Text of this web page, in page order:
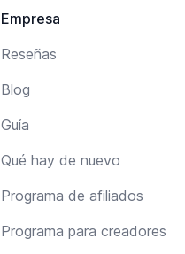
Empresa
Reseñas
Blog
Guía
Qué hay de nuevo
Programa de afiliados
Programa para creadores